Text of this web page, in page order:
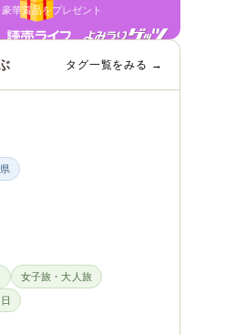
華賞品をプレゼント
タグ一覧をみる →
女子旅・大人旅